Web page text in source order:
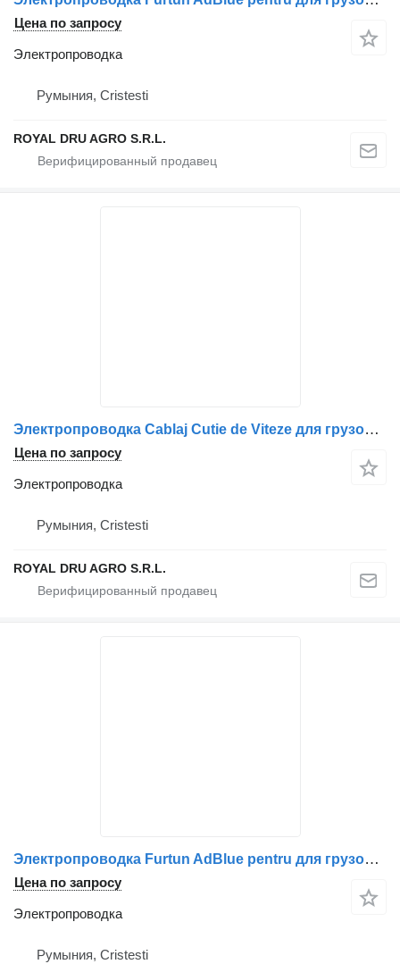
Цена по запросу
Электропроводка
Румыния, Cristesti
ROYAL DRU AGRO S.R.L.
Электропроводка Cablaj Cutie de Viteze для грузовика Volvo
Цена по запросу
Электропроводка
Румыния, Cristesti
ROYAL DRU AGRO S.R.L.
Электропроводка Furtun AdBlue pentru для грузовика Scania 2198886 / 2111955-11
Цена по запросу
Электропроводка
Румыния, Cristesti